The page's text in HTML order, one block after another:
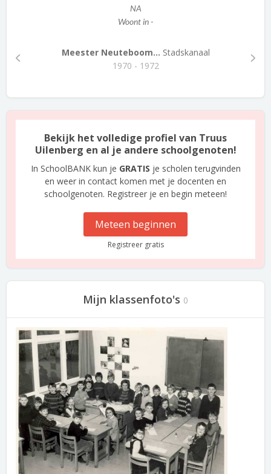
NA
Woont in -
Meester Neuteboom... Stadskanaal
1970 - 1972
Bekijk het volledige profiel van Truus
Uilenberg en al je andere schoolgenoten!
In SchoolBANK kun je GRATIS je scholen terugvinden
en weer in contact komen met je docenten en
schoolgenoten. Registreer je en begin meteen!
Meteen beginnen
Registreer gratis
Mijn klassenfoto's 0